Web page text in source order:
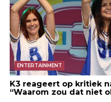
ENTERTAINMENT
K3 reageert op kritiek
“Waarom zou dat niet